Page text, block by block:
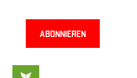
Abonnieren